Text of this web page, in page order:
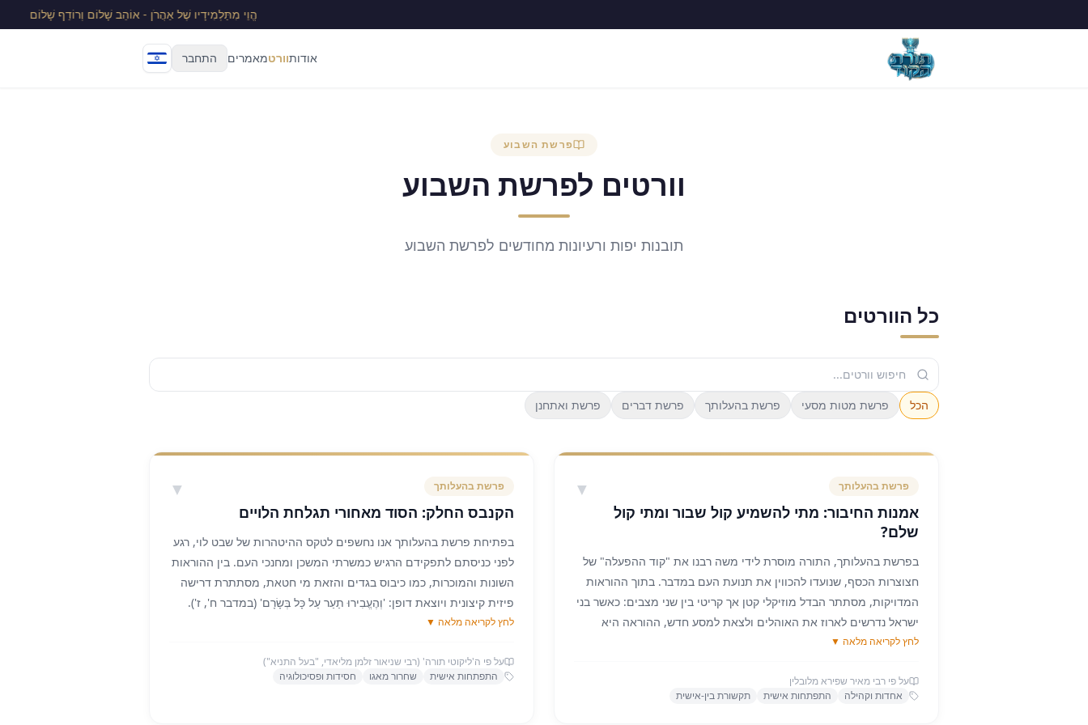
הֱוֵי מִתַּלְמִידָיו שֶׁל אַהֲרֹן - אוֹהֵב שָׁלוֹם וְרוֹדֵף שָׁלוֹם
התחבר מאמריםוורטאודות
פרשת השבוע
וורטים לפרשת השבוע
תובנות יפות ורעיונות מחודשים לפרשת השבוע
כל הוורטים
הכל פרשת מטות מסעי פרשת בהעלותך פרשת דברים פרשת ואתחנן
פרשתבהעלותך
אמנות החיבור: מתי להשמיע קול שבור ומתי קול
שלם?
▼
בפרשת בהעלותך, התורה מוסרת לידי משה רבנו את "קוד ההפעלה" של
חצוצרות הכסף, שנועדו להכווין את תנועת העם במדבר. בתוך ההוראות
המדויקות, מסתתר הבדל מוזיקלי קטן אך קריטי בין שני מצבים: כאשר בני
ישראל נדרשים לארוז את האוהלים ולצאת למסע חדש, ההוראה היא
להשמיע תְּרוּעָה – קול מקוטע, שבור ורועד. אולם, כאשר המטרה היא
מדגישה: "וּבְהַקְהִיל אֶת הַקָּהָל תִּתְקְעוּ וְלֹא תָרִיעוּ" (במדבר י', ז').
מדוע הפעולה של איסוף וחיבור דורשת דווקא 'תקיעה' (קול ארוך, חלק
לחץ לקריאה מלאה ▼
על פי רבי מאיר שפירא מלובלין
אחדות וקהילה
התפתחות אישית תקשורת בין-אישית
פרשתבהעלותך
הקנבס החלק: הסוד מאחורי תגלחת הלויים
▼
בפתיחת פרשת בהעלותך אנו נחשפים לטקס ההיטהרות של שבט לוי, רגע
לפני כניסתם לתפקידם הרגיש כמשרתי המשכן ומחנכי העם. בין ההוראות
השונות והמוכרות, כמו כיבוס בגדים והזאת מי חטאת, מסתתרת דרישה
פיזית קיצונית ויוצאת דופן: 'וְהֶעֱבִירוּ תַעַר עַל כָּל בְּשָׂרָם' (במדבר ח', ז').
הלויים נדרשו לגלח את כל שערות גופם. מדוע מהלך כה דרסטי נדרש
רבי שניאור זלמן מליאדי, ה'בעל התניא', בספרו 'ליקוטי תורה', חושף את
המשמעות הפסיכולוגית והקבלית העמוקה של השיער. בתורת הסוד, שיער
לחץ לקריאה מלאה ▼
על פי ה'ליקוטי תורה' (רבי שניאור זלמן מליאדי, "בעל התניא")
התפתחות אישית
שחרור מאגו חסידות ופסיכולוגיה